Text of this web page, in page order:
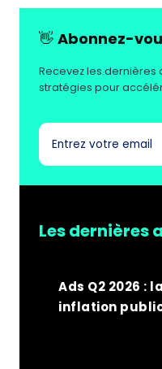
POUR
SON
DE
👋 Abonnez-
Recevez les dernières
stratégies pour
Les dernières
Ads Q2 2026 :
inflation